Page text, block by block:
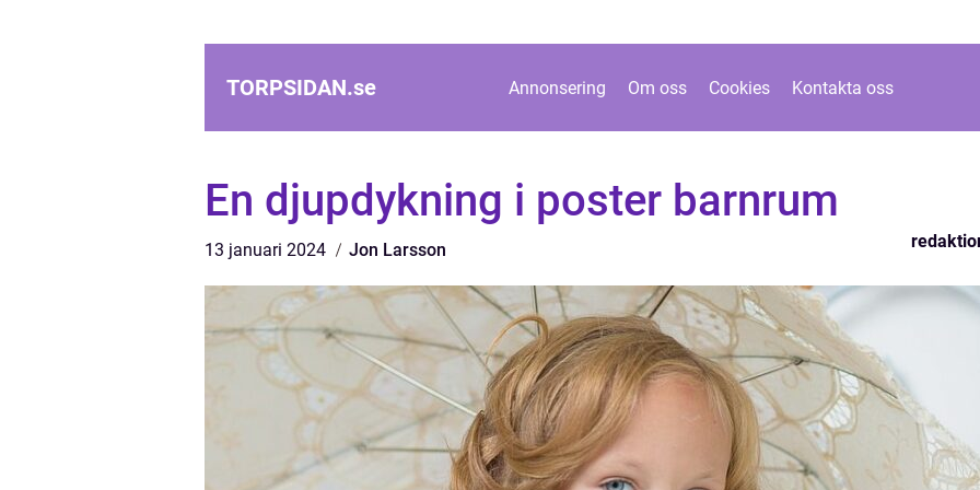
TORPSIDAN.se Annonsering Om oss Cookies Kontakta oss
En djupdykning i poster barnrum
13 januari 2024 Jon Larsson